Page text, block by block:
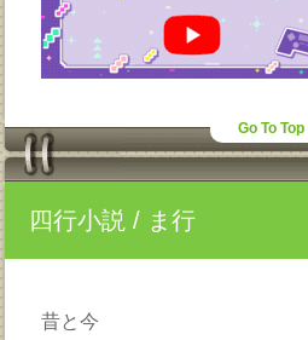
Go To Top
四行小説 / ま行
昔と今